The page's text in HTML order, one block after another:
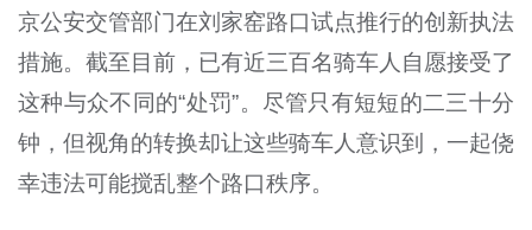
京公安交管部门在刘家窑路口试点推行的创新执法
措施。截至目前，已有近三百名骑车人自愿接受了
这种与众不同的“处罚”。尽管只有短短的二三十分
钟，但视角的转换却让这些骑车人意识到，一起侥
幸违法可能搅乱整个路口秩序。